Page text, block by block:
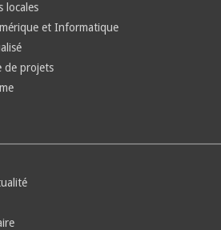
locales
et Informatique
de projets